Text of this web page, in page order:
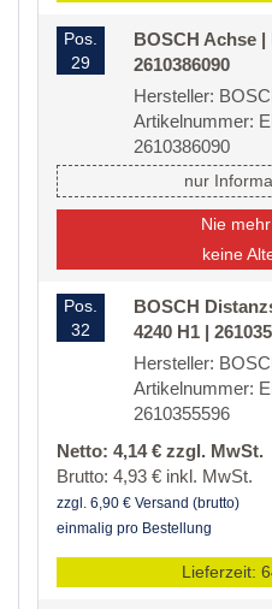
Pos.
29
BOSCH Achse
2610386090
Hersteller:
Artikelnummer:
2610386090
nur
Nie
keine
Pos.
32
BOSCH
4240 H1 |
Hersteller:
Artikelnummer:
2610355596
Netto: 4,14 € zzgl. MwSt.
Brutto: 4,93 € inkl. MwSt.
zzgl. 6,90 € Versand (brutto)
einmalig pro Bestellung
Lieferzeit: